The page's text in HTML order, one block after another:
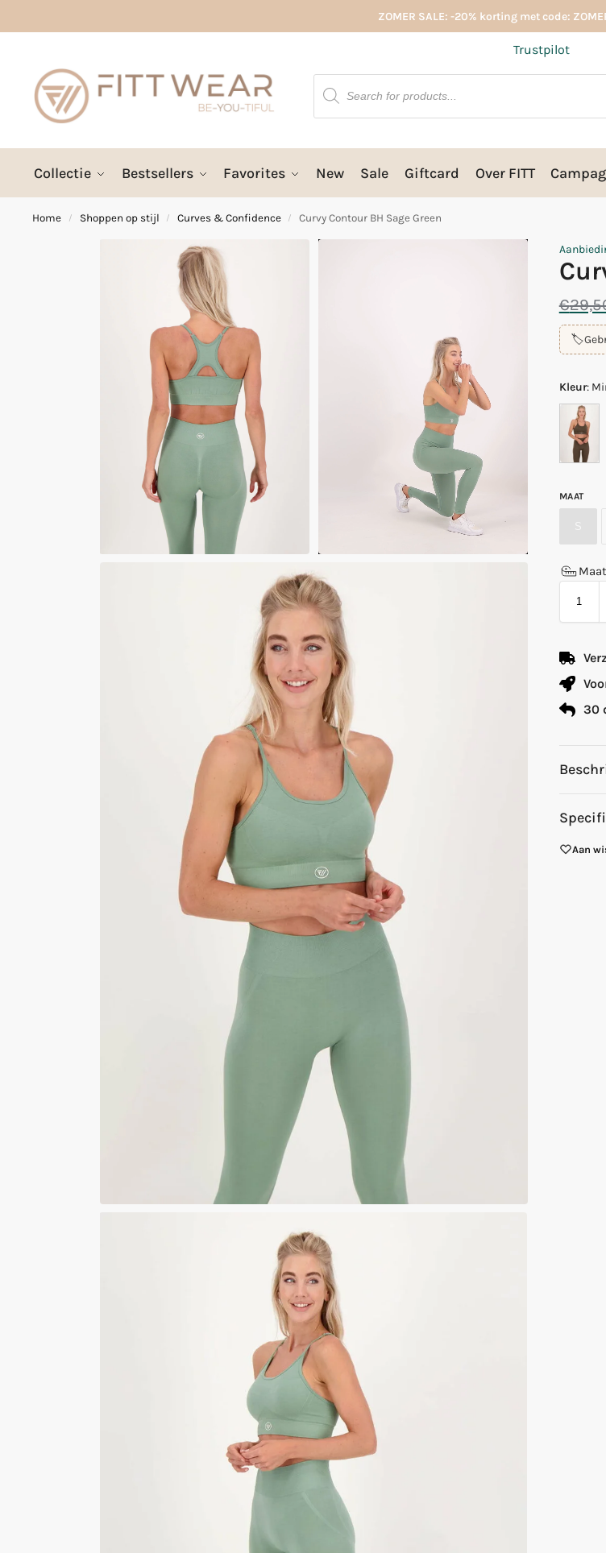
ZOMER SALE: -20% korting met code:
Trustpilot
Collectie Bestsellers Favorites New Sale Giftcard Over FITT
Home / Shoppen op stijl / Curves & Confidence / Curvy Contour BH Sage Green
€
🏷️
Kleur:
MAAT
S
30
Aan